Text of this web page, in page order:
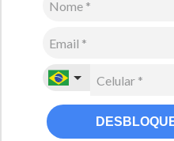
Feminino
Botas
As botas femininas forradas em
ou com neve. Confira modelos